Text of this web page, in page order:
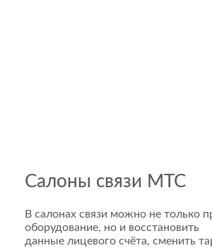
Салоны связи МТС
В салонах связи можно не только
оборудование, но и восстановить
данные лицевого счёта, сменить